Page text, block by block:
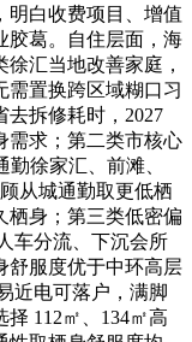
明白收费项目、增值
胶葛。自住层面，海
徐汇当地改善家庭，
需置换跨区域糊口习
拆修耗时，2027
需求；第二类市核心
徐家汇、前滩、
从城通勤取更低栖
栖身；第三类低密偏
车分流、下沉会所
舒服度优于中环高层
近电可落户，满脚
112㎡、134㎡高